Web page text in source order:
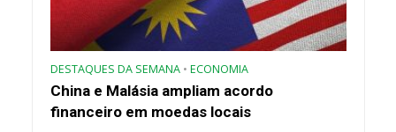
DESTAQUES DA SEMANA • ECONOMIA
China e Malásia ampliam acordo
financeiro em moedas locais